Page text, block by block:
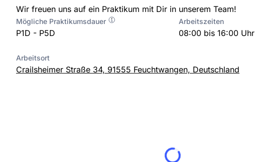
Wir freuen uns auf ein Praktikum mit Dir in unserem Team!
Mögliche Praktikumsdauer
P1D - P5D
Arbeitszeiten
08:00 bis 16:00 Uhr
Arbeitsort
Crailsheimer Straße 34, 91555 Feuchtwangen, Deutschland